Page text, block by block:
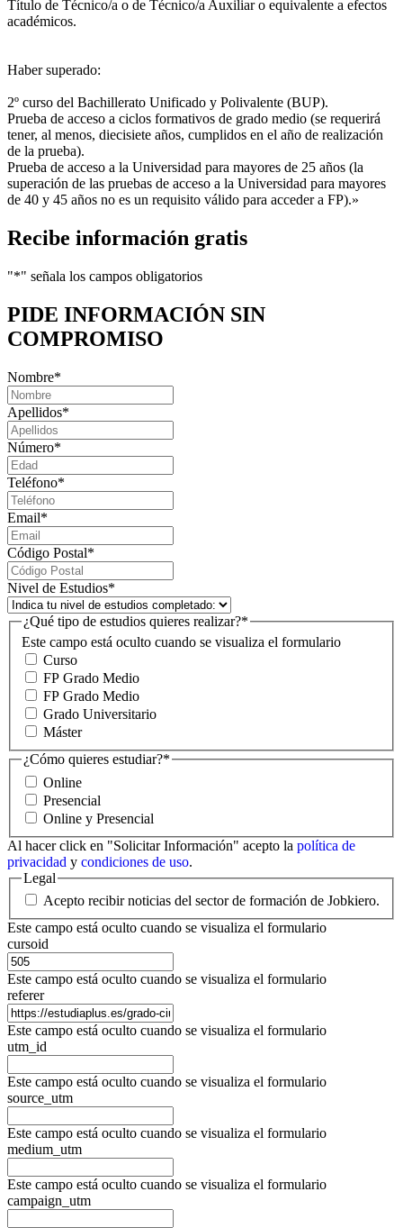
Título de Técnico/a o de Técnico/a Auxiliar o equivalente a efectos
académicos.
Haber superado:
2º curso del Bachillerato Unificado y Polivalente (BUP).
Prueba de acceso a ciclos formativos de grado medio (se requerirá
tener, al menos, diecisiete años, cumplidos en el año de realización
de la prueba).
Prueba de acceso a la Universidad para mayores de 25 años (la
superación de las pruebas de acceso a la Universidad para mayores
de 40 y 45 años no es un requisito válido para acceder a FP).»
Recibe información gratis
"*" señala los campos obligatorios
PIDE INFORMACIÓN SIN
COMPROMISO
Nombre*
Apellidos*
Número*
Teléfono*
Email*
Código Postal*
Nivel de Estudios*
Este campo está oculto cuando se visualiza el formulario
¿Qué tipo de estudios quieres realizar?*
Curso
FP Grado Medio
FP Grado Medio
Grado Universitario
Máster
¿Cómo quieres estudiar?*
Online
Presencial
Online y Presencial
Al hacer click en "Solicitar Información" acepto la política de
privacidad y condiciones de uso.
Legal
Acepto recibir noticias del sector de formación de Jobkiero.
Este campo está oculto cuando se visualiza el formulario
cursoid
Este campo está oculto cuando se visualiza el formulario
referer
Este campo está oculto cuando se visualiza el formulario
utm_id
Este campo está oculto cuando se visualiza el formulario
source_utm
Este campo está oculto cuando se visualiza el formulario
medium_utm
Este campo está oculto cuando se visualiza el formulario
campaign_utm